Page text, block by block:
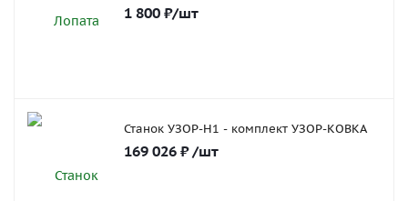
1 800 ₽/шт
Станок УЗОР-Н1 - комплект УЗОР-КОВКА
169 026 ₽ /шт